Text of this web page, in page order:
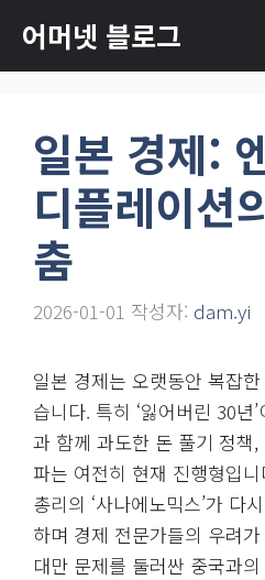
츠
어머넷 블로그
일본 경제:
디플레이션
춤
2026-01-01 작성자: dam.yi
일본 경제는 오랫동안 복잡
습니다. 특히 ‘잃어버린 30년
과 함께 과도한 돈 풀기 정책,
파는 여전히 현재 진행형입
총리의 ‘사나에노믹스’가 다
하며 경제 전문가들의 우려
대만 문제를 둘러싼 중국과